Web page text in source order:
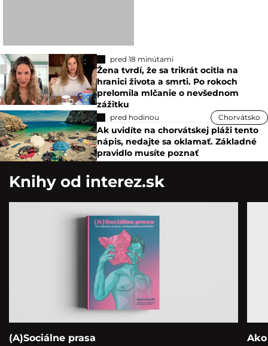
pred 18 minútami
Žena tvrdí, že sa trikrát ocitla na
hranici života a smrti. Po rokoch
prelomila mlčanie o nevšednom
zážitku
pred hodinou Chorvátsko
Ak uvidíte na chorvátskej pláži tento
nápis, nedajte sa oklamať. Základné
pravidlo musíte poznať
Knihy od interez.sk
(A)Sociálne prasa